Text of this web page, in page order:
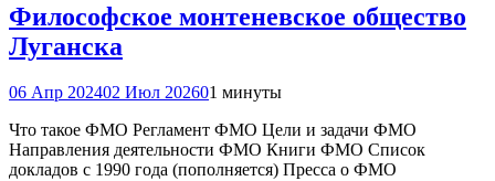
Философское монтеневское общество
Луганска
06 Апр 202402 Июл 202601 минуты
Что такое ФМО Регламент ФМО Цели и задачи ФМО
Направления деятельности ФМО Книги ФМО Список
докладов с 1990 года (пополняется) Пресса о ФМО